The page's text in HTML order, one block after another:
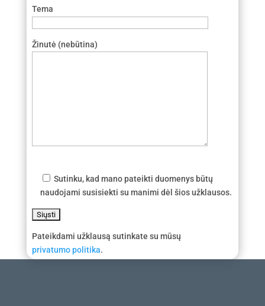
Tema
Žinutė (nebūtina)
Sutinku, kad mano pateikti duomenys būtų
naudojami susisiekti su manimi dėl šios užklausos.
Pateikdami užklausą sutinkate su mūsų
privatumo politika.